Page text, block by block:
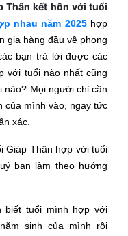
Thân kết hôn với tuổi
nhau năm 2025hợp
gia hàng đầu về phong
bạn trả lời được các
với tuổi nào nhất cũng
nào? Mọi người chỉ cần
của mình vào, ngay tức
xác.
Giáp Thân hợp với tuổi
bạn làm theo hướng
biết tuổi mình hợp với
sinh của mình rồi